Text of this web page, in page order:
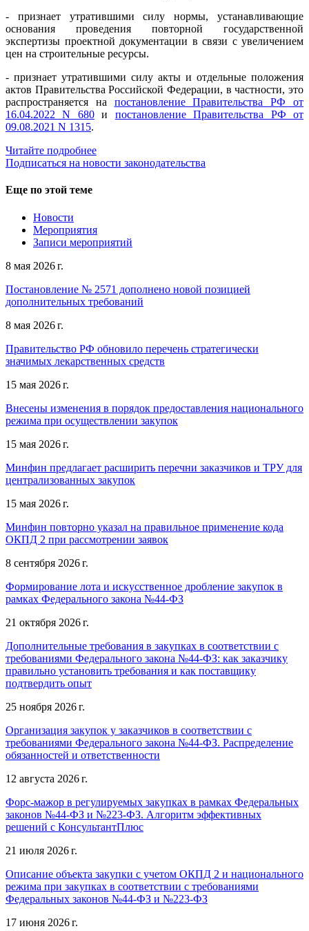
- признает утратившими силу нормы, устанавливающие
основания проведения повторной государственной
экспертизы проектной документации в связи с увеличением
цен на строительные ресурсы.
- признает утратившими силу акты и отдельные положения
актов Правительства Российской Федерации, в частности, это
распространяется на постановление Правительства РФ от
16.04.2022 N 680и постановление Правительства РФ от
09.08.2021 N 1315.
Читайте подробнее
Подписаться на новости законодательства
Еще по этой теме
Новости
Мероприятия
Записи мероприятий
8 мая 2026 г.
Постановление № 2571 дополнено новой позицией
дополнительных требований
8 мая 2026 г.
Правительство РФ обновило перечень стратегически
значимых лекарственных средств
15 мая 2026 г.
Внесены изменения в порядок предоставления национального
режима при осуществлении закупок
15 мая 2026 г.
Минфин предлагает расширить перечни заказчиков и ТРУ для
централизованных закупок
15 мая 2026 г.
Минфин повторно указал на правильное применение кода
ОКПД 2 при рассмотрении заявок
8 сентября 2026 г.
Формирование лота и искусственное дробление закупок в
рамках Федерального закона №44-ФЗ
21 октября 2026 г.
Дополнительные требования в закупках в соответствии с
требованиями Федерального закона №44-ФЗ: как заказчику
правильно установить требования и как поставщику
подтвердить опыт
25 ноября 2026 г.
Организация закупок у заказчиков в соответствии с
требованиями Федерального закона №44-ФЗ. Распределение
обязанностей и ответственности
12 августа 2026 г.
Форс-мажор в регулируемых закупках в рамках Федеральных
законов №44-ФЗ и №223-ФЗ. Алгоритм эффективных
решений с КонсультантПлюс
21 июля 2026 г.
Описание объекта закупки с учетом ОКПД 2 и национального
режима при закупках в соответствии с требованиями
Федеральных законов №44-ФЗ и №223-ФЗ
17 июня 2026 г.